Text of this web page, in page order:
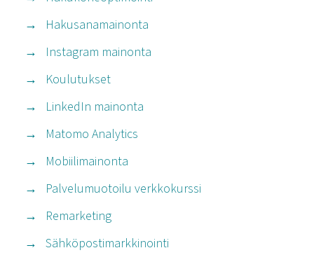
Hakusanamainonta
Instagram mainonta
Koulutukset
LinkedIn mainonta
Matomo Analytics
Mobiilimainonta
Palvelumuotoilu verkkokurssi
Remarketing
Sähköpostimarkkinointi